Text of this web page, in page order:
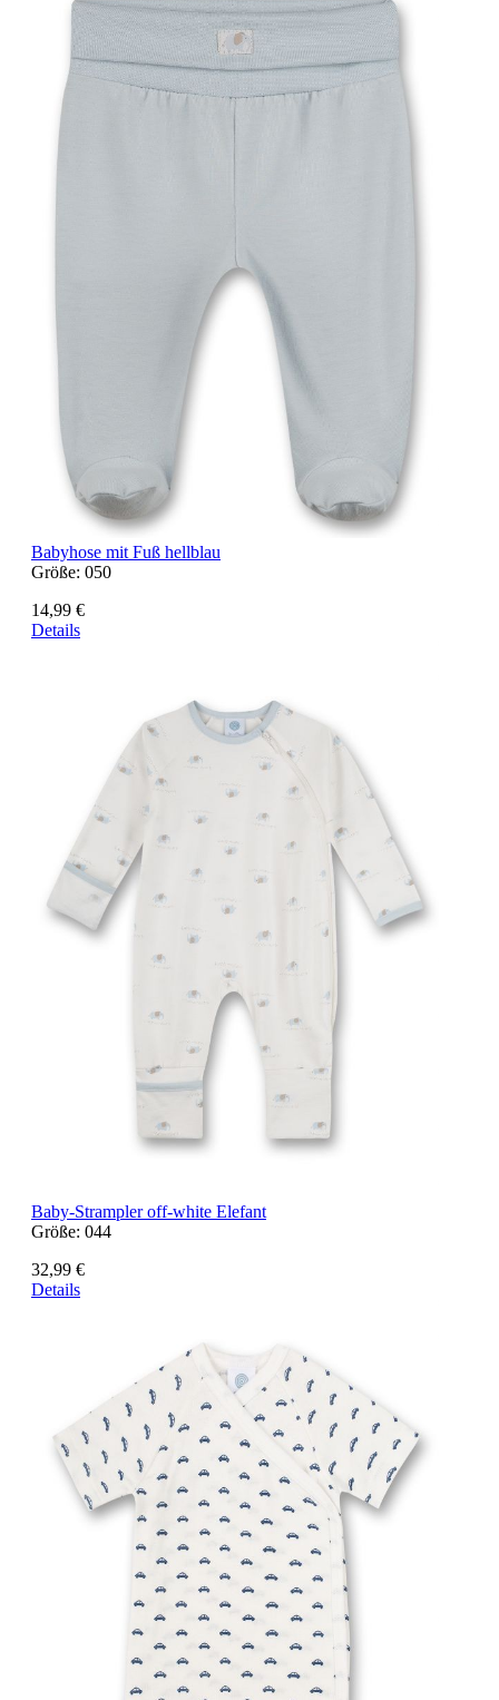
Babyhose mit Fuß hellblau
Größe: 050
14,99 €
Details
Baby-Strampler off-white Elefant
Größe: 044
32,99 €
Details